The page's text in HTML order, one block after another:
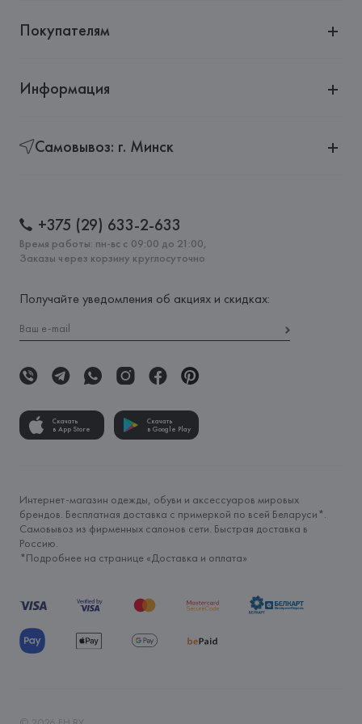
Покупателям
Информация
Самовывоз: г. Минск
+375 (29) 633-2-633
Время работы: пн-вс с 09:00 до 21:00,
Заказы через корзину круглосуточно
Получайте уведомления об акциях и скидках:
Скачать
в App Store
Скачать
в Google Play
Интернет-магазин одежды, обуви и аксессуаров мировых
брендов. Бесплатная доставка с примеркой по всей Беларуси*.
Самовывоз из фирменных салонов сети. Быстрая доставка в
Россию.
*Подробнее на странице «Доставка и оплата»